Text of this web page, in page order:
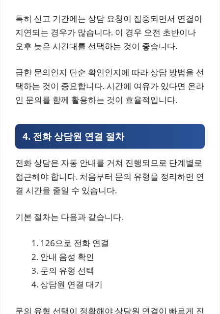
특히 신고 기간에는 상담 요청이 집중되면서 연결이
지연되는 경우가 많습니다. 이 경우 오전 초반이나
오후 늦은 시간대를 선택하는 것이 좋습니다.
급한 문의인지 단순 확인인지에 따라 상담 방법을 선
택하는 것이 중요합니다. 시간에 여유가 있다면 온라
인 문의를 함께 활용하는 것이 효율적입니다.
4. 전화 상담원 연결 절차
전화 상담은 자동 안내를 거쳐 진행되므로 단계별로
접근해야 합니다. 처음부터 문의 유형을 정리하면 연
결 시간을 줄일 수 있습니다.
기본 절차는 다음과 같습니다.
126으로 전화 연결
안내 음성 확인
문의 유형 선택
상담원 연결 대기
문의 유형 선택이 정확해야 상담원 연결이 빠르게 진